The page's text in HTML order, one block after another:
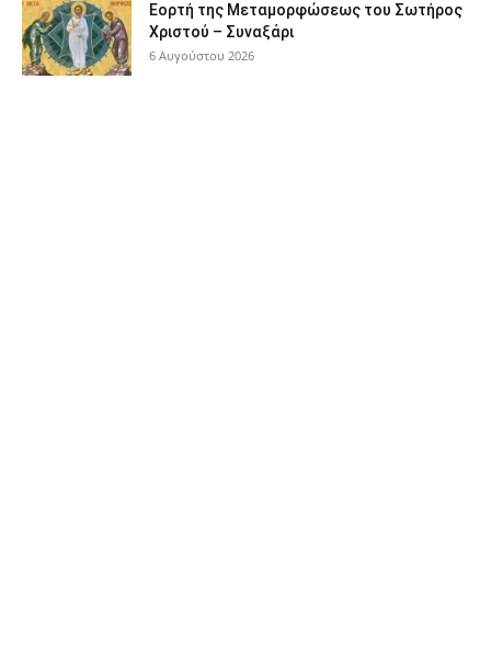
Εορτή της Μεταμορφώσεως του Σωτήρος
Χριστού – Συναξάρι
6 Αυγούστου 2026